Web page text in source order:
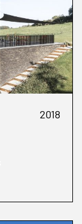
2018